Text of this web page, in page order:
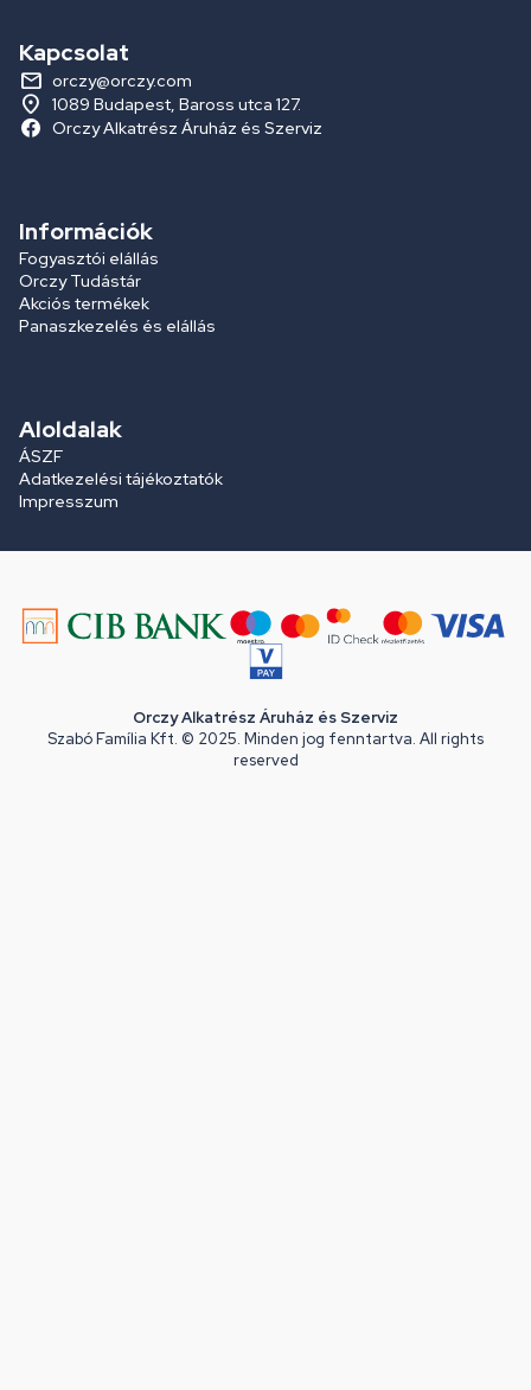
Kapcsolat
orczy@orczy.com
1089 Budapest, Baross utca 127.
Orczy Alkatrész Áruház és Szerviz
Információk
Fogyasztói elállás
Orczy Tudástár
Akciós termékek
Panaszkezelés és elállás
Aloldalak
ÁSZF
Adatkezelési tájékoztatók
Impresszum
Orczy Alkatrész Áruház és Szerviz
Szabó Família Kft. © 2025. Minden jog fenntartva. All rights
reserved